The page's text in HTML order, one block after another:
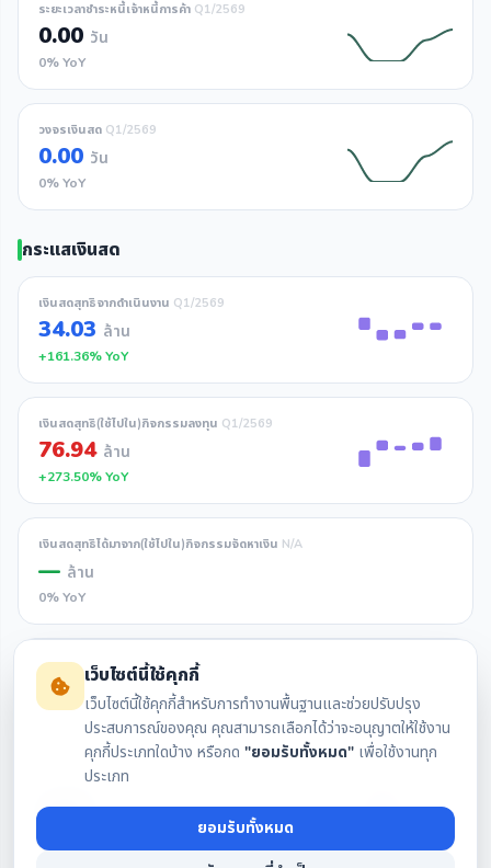
ระยะเวลาชำระหนี้เจ้าหนี้การค้า Q1/2569
0.00 วัน
0% YoY
วงจรเงินสด Q1/2569
0.00 วัน
0% YoY
กระแสเงินสด
เงินสดสุทธิจากดำเนินงาน Q1/2569
34.03 ล้าน
+161.36% YoY
เงินสดสุทธิ(ใช้ไปใน)กิจกรรมลงทุน Q1/2569
76.94 ล้าน
+273.50% YoY
เงินสดสุทธิได้มาจาก(ใช้ไปใน)กิจกรรมจัดหาเงิน N/A
— ล้าน
0% YoY
เงินสดและรายการเทียบเท่าเงินสดเพิ่มขึ้น(ลดลง) (สุทธิ)
—ล้าน
เงินสดและรายการเทียบเท่าเงินสดคงเหลือต้นงวด
4.12
เว็บไซต์นี้ใช้คุกกี้
เว็บไซต์นี้ใช้คุกกี้สำหรับการทำงานพื้นฐานและช่วยปรับปรุง
ประสบการณ์ของคุณ คุณสามารถเลือกได้ว่าจะอนุญาตให้ใช้งาน
คุกกี้ประเภทใดบ้าง หรือกด "ยอมรับทั้งหมด" เพื่อใช้งานทุก
ประเภท
ยอมรับทั้งหมด